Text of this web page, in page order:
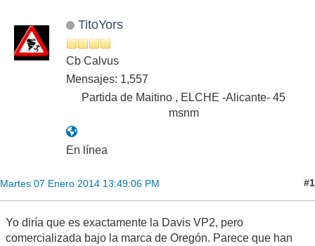
TitoYors
Cb Calvus
Mensajes: 1,557
Partida de Maitino , ELCHE -Alicante- 45
msnm
En línea
Martes 07 Enero 2014 13:49:06 PM #1
Yo diría que es exactamente la Davis VP2, pero
comercializada bajo la marca de Oregón. Parece que han